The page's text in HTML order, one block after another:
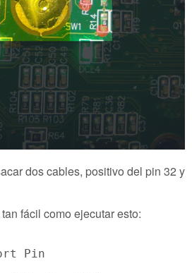
dos cables, positivo del pin 32 y
fácil como ejecutar esto:
Pin